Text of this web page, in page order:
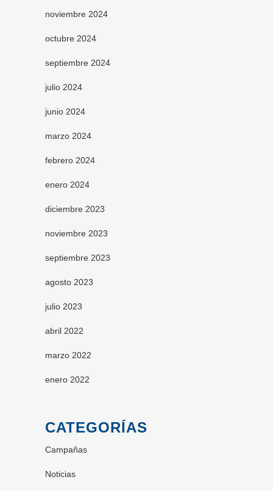
noviembre 2024
octubre 2024
septiembre 2024
julio 2024
junio 2024
marzo 2024
febrero 2024
enero 2024
diciembre 2023
noviembre 2023
septiembre 2023
agosto 2023
julio 2023
abril 2022
marzo 2022
enero 2022
CATEGORÍAS
Campañas
Noticias